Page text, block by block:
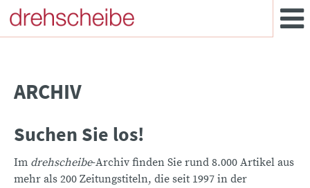
ARCHIV
Suchen Sie los!
Im drehscheibe-Archiv finden Sie rund 8.000 Artikel aus
mehr als 200 Zeitungstiteln, die seit 1997 in der